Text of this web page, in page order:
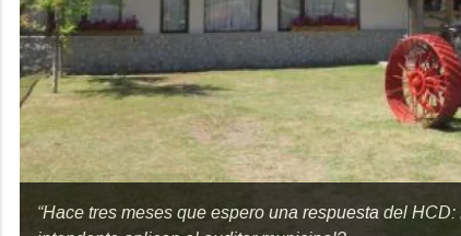
“Hace tres meses que espero una respuesta del